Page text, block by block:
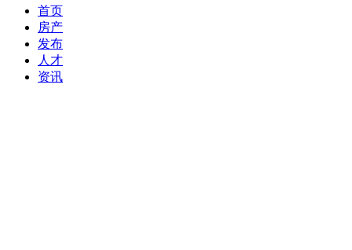
首页
房产
发布
人才
资讯